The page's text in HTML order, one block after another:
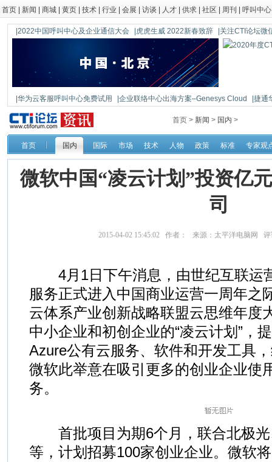
首页 新闻 商城 黄页 技术 行业 会展 访谈 人才 供求 社区 周刊 呼叫中心
|2022中国呼叫中心及企业通信大会 |虎虎生威 2022新春致辞 |关注CTI论坛微
|华为云客服呼叫中心免费试用 |企业联络中心出海方案–Genesys Cloud
|捷通
|鼎信通达新一代语音网关DAG1000-4S
首页 > 新闻 > 国内 >
首页 国内 国际 市场 技术 人物 政策 标准 专家观
微软中国“凌云计划”投资亿
司
2015-04-02 15:45:02 作者： 来源：太平洋电脑网 评
4月1日下午消息，由世纪互联运
服务正式进入中国商业运营一周年之
云体系产业创新战略联盟云思维年度
中小企业和初创企业的“凌云计划”，
Azure公有云服务、软件和开发工具
微软此举意在吸引更多的创业企业使
务。
首批项目为期6个月，联合北极光
等，计划招募100家创业企业。微软